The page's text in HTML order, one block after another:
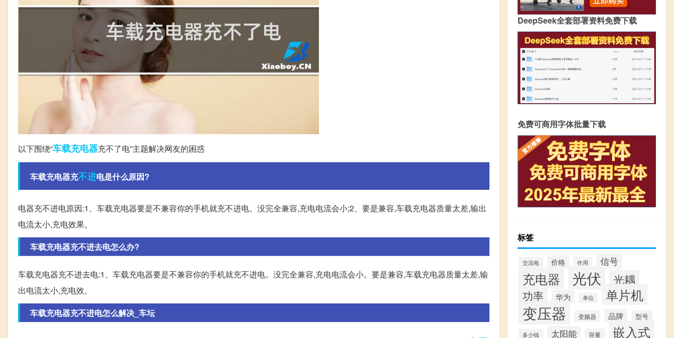
以下围绕“车载充电器充不了电”主题解决网友的困惑
车载充电器充不进电是什么原因?
电器充不进电原因:1、车载充电器要是不兼容你的手机就充不进电。没完全兼容,充电电流会小;2、要是兼容,车载充电器质量太差,输出
电流太小,充电效果。
车载充电器充不进去电怎么办?
车载充电器充不进去电:1、车载充电器要是不兼容你的手机就充不进电。没完全兼容,充电电流会小。要是兼容,车载充电器质量太差,输
出电流太小,充电效。
车载充电器充不进电怎么解决_车坛
DeepSeek全套部署资料免费下载
免费可商用字体批量下载
标签
交流电 价格 作用 信号
充电器 光伏
光耦
功率
华为 单位 单片机
变压器 变频器 品牌 型号
多少钱 太阳能 容量 嵌入式